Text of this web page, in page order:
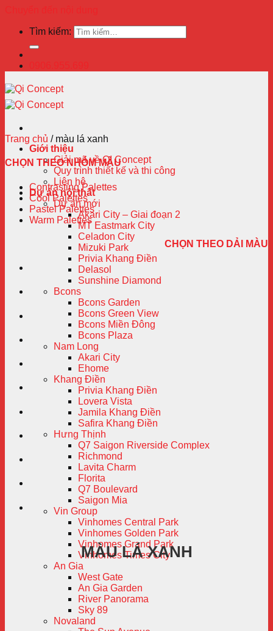
Tìm kiếm:
Giới thiệu
Giải mã về QI Concept
Quy trình thiết kế và thi công
Liên hệ
Dự án nội thất
Dự án mới
Akari City – Giai đoạn 2
MT Eastmark City
Celadon City
Mizuki Park
Privia Khang Điền
Delasol
Sunshine Diamond
Bcons
Bcons Garden
Bcons Green View
Bcons Miền Đông
Bcons Plaza
Nam Long
Akari City
Ehome
Khang Điền
Privia Khang Điền
Lovera Vista
Jamila Khang Điền
Safira Khang Điền
Hưng Thịnh
Q7 Saigon Riverside Complex
Richmond
Lavita Charm
Florita
Q7 Boulevard
Saigon Mia
Vin Group
Vinhomes Central Park
Vinhomes Golden Park
Vinhomes Grand Park
Vinhomes Times City
An Gia
West Gate
An Gia Garden
River Panorama
Sky 89
Novaland
Trang chủ / màu lá xanh
CHỌN THEO NHÓM MÀU
Contrasting Palettes
Cool Palettes
Pastel Palettes
Warm Palettes
CHỌN THEO DẢI MÀU
MÀU LÁ XANH